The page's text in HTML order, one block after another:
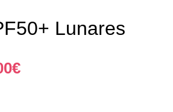
Lunares
€